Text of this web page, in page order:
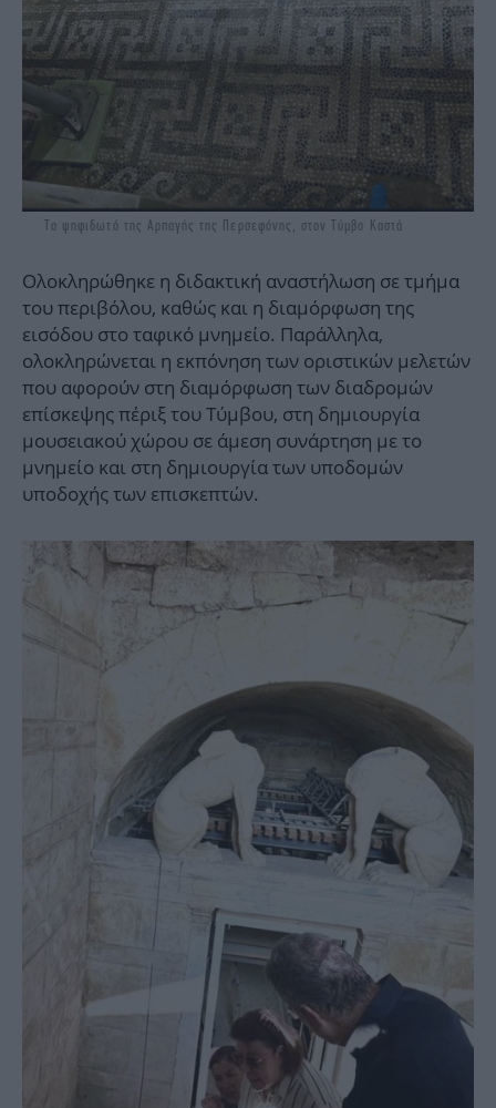
Το ψηφιδωτό της Αρπαγής της Περσεφόνης, στον Τύμβο Καστά
Ολοκληρώθηκε η διδακτική αναστήλωση σε τμήμα
του περιβόλου, καθώς και η διαμόρφωση της
εισόδου στο ταφικό μνημείο. Παράλληλα,
ολοκληρώνεται η εκπόνηση των οριστικών μελετών
που αφορούν στη διαμόρφωση των διαδρομών
επίσκεψης πέριξ του Τύμβου, στη δημιουργία
μουσειακού χώρου σε άμεση συνάρτηση με το
μνημείο και στη δημιουργία των υποδομών
υποδοχής των επισκεπτών.